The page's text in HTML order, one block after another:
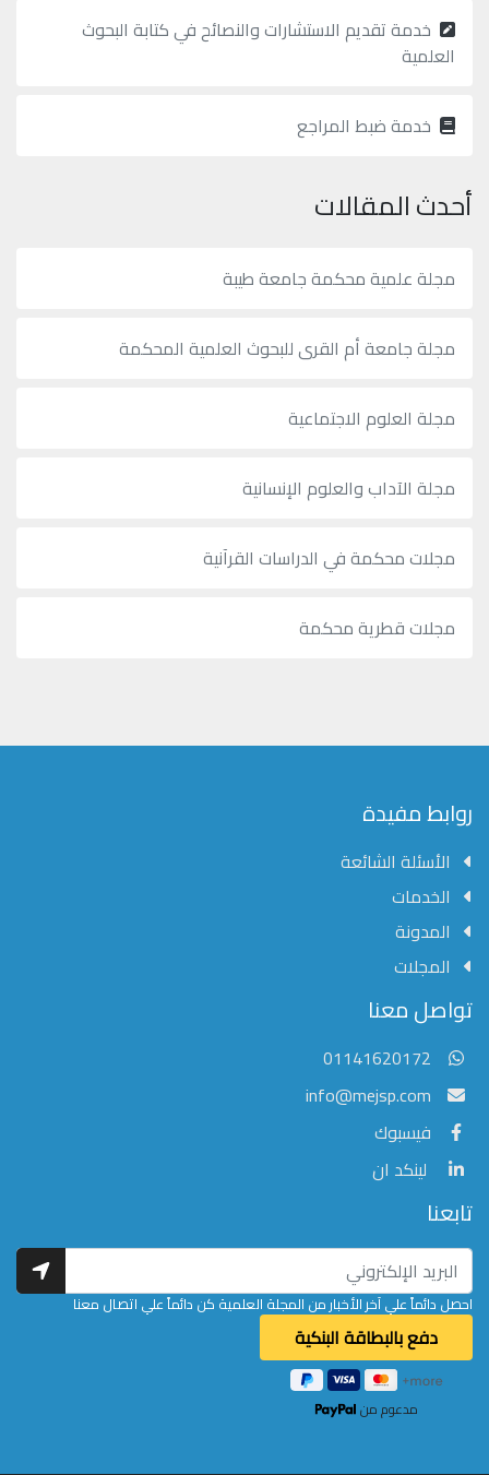
مؤسسة الشرق الأوسط للنشر العلمي
عادةً ما يتم الرد في غضون خمس دقائق
خدمة تقديم الاستشارات والنصائح في كتابة البحوث
العلمية
خدمة ضبط المراجع
أحدث المقالات
مجلة علمية محكمة جامعة طيبة
مجلة جامعة أم القرى للبحوث العلمية المحكمة
مجلة العلوم الاجتماعية
مجلة الآداب والعلوم الإنسانية
مجلات محكمة في الدراسات القرآنية
مجلات قطرية محكمة
روابط مفيدة
الأسئلة الشائعة
الخدمات
المدونة
المجلات
تواصل معنا
01141620172
info@mejsp.com
فيسبوك
لينكد ان
تابعنا
احصل دائماً علي آخر الأخبار من المجلة العلمية كن دائماً علي اتصال معنا
مدعوم من